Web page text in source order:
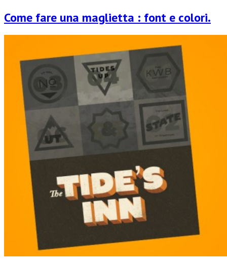
Come fare una maglietta : font e colori.